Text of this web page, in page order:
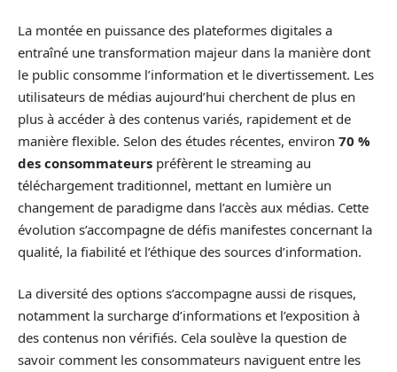
La montée en puissance des plateformes digitales a
entraîné une transformation majeur dans la manière dont
le public consomme l’information et le divertissement. Les
utilisateurs de médias aujourd’hui cherchent de plus en
plus à accéder à des contenus variés, rapidement et de
manière flexible. Selon des études récentes, environ 70 %
des consommateurs préfèrent le streaming au
téléchargement traditionnel, mettant en lumière un
changement de paradigme dans l’accès aux médias. Cette
évolution s’accompagne de défis manifestes concernant la
qualité, la fiabilité et l’éthique des sources d’information.
La diversité des options s’accompagne aussi de risques,
notamment la surcharge d’informations et l’exposition à
des contenus non vérifiés. Cela soulève la question de
savoir comment les consommateurs naviguent entre les